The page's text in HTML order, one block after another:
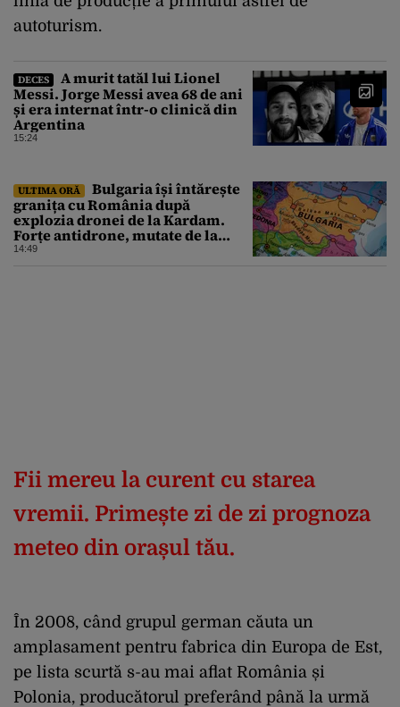
autoturism.
DECES
A murit tatăl lui Lionel
Messi. Jorge Messi avea 68 de ani
și era internat într-o clinică din
Argentina
15:24
ULTIMA ORĂ
Bulgaria își întărește
granița cu România după
explozia dronei de la Kardam.
Forțe antidrone, mutate de la
frontiera cu Turcia
14:49
Fii mereu la curent cu starea
vremii. Primește zi de zi prognoza
meteo din orașul tău.
În 2008, când grupul german căuta un
amplasament pentru fabrica din Europa de Est,
pe lista scurtă s-au mai aflat România și
Polonia, producătorul preferând până la urmă